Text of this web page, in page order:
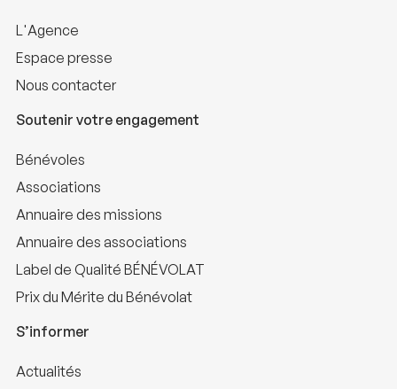
L'Agence
Espace presse
Nous contacter
Soutenir votre engagement
Bénévoles
Associations
Annuaire des missions
Annuaire des associations
Label de Qualité BÉNÉVOLAT
Prix du Mérite du Bénévolat
S’informer
Actualités